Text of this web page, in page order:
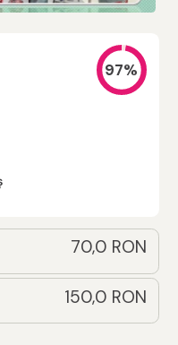
97%
70,0 RON
150,0 RON